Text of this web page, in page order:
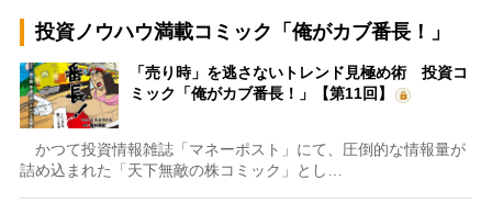
投資ノウハウ満載コミック「俺がカブ番長！」
「売り時」を逃さないトレンド見極め術 投資コ
ミック「俺がカブ番長！」【第11回】
かつて投資情報雑誌「マネーポスト」にて、圧倒的な情報量が
詰め込まれた「天下無敵の株コミック」とし…